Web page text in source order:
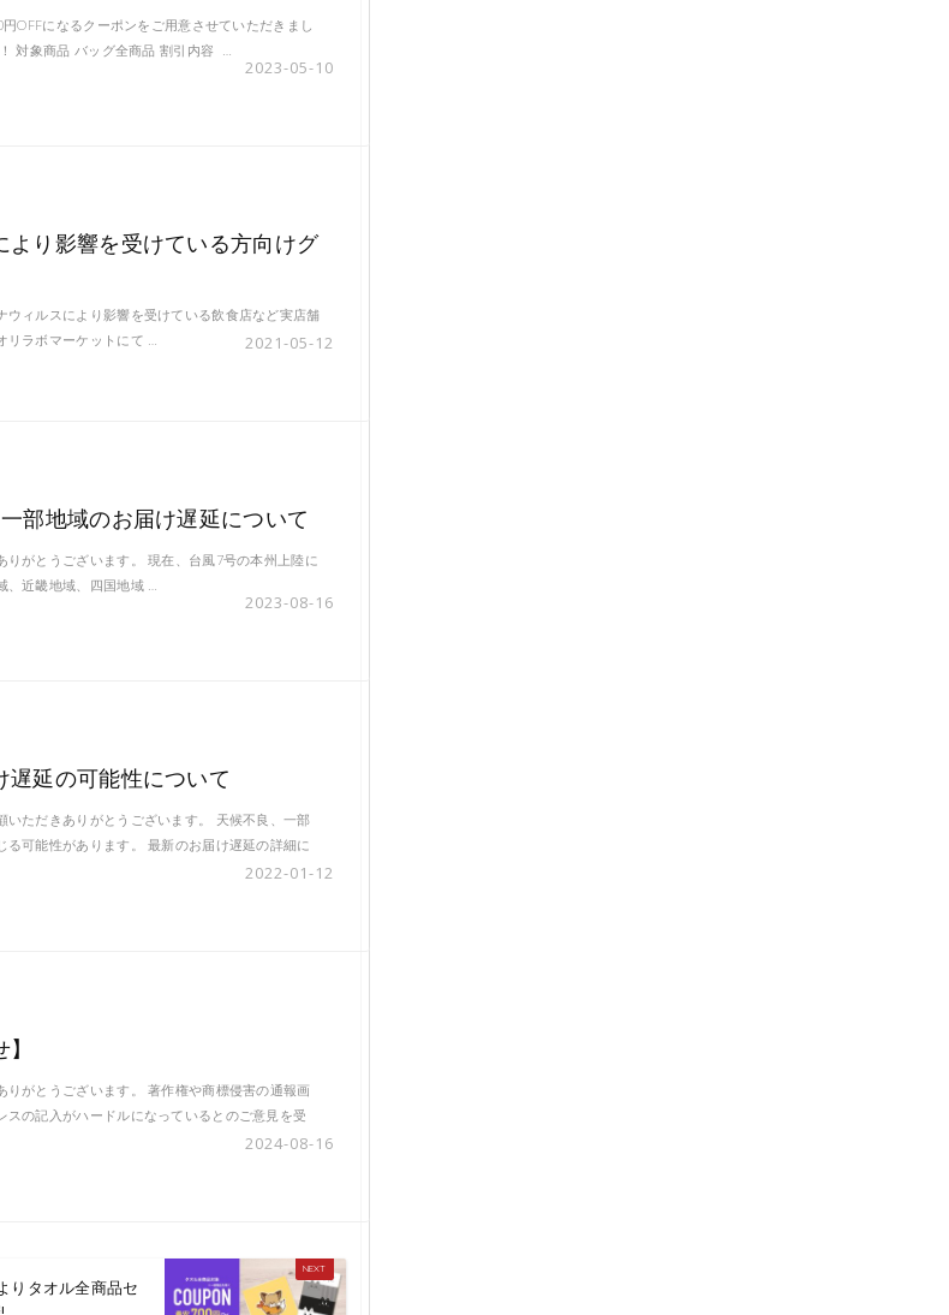
2023-05-10
OFFになるクーポンをご用意させていただきまし
対象商品 バッグ全商品 割引内容 …
より影響を受けている方向けグ
2021-05-12
ウィルスにより影響を受けている飲食店など実店舗
リラボマーケットにて …
部地域のお届け遅延について
2023-08-16
りがとうございます。 現在、台風7号の本州上陸に
、近畿地域、四国地域 …
遅延の可能性について
2022-01-12
いただきありがとうございます。 天候不良、一部
可能性があります。 最新のお届け遅延の詳細に
2024-08-16
りがとうございます。 著作権や商標侵害の通報画
の記入がハードルになっているとのご意見を受
りタオル全商品セ